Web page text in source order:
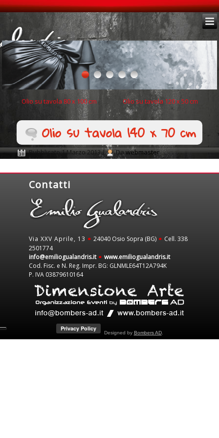
«Olio su tavola 80 x 100 cm Olio su tavola 120 x 50 cm
Olio su tavola 140 x 70 cm
Pubblicato1 Marzo 2013| Dawebmaster
Contatti
Via XXV Aprile, 13 • 24040 Osio Sopra (BG) • Cell. 338
2501774
info@emiliogualandris.it • www.emiliogualandris.it
Cod. Fisc. e N. Reg. Impr. BG: GLNMLE64T12A794K
P. IVA 03879610164
Designed by Bombers AD.